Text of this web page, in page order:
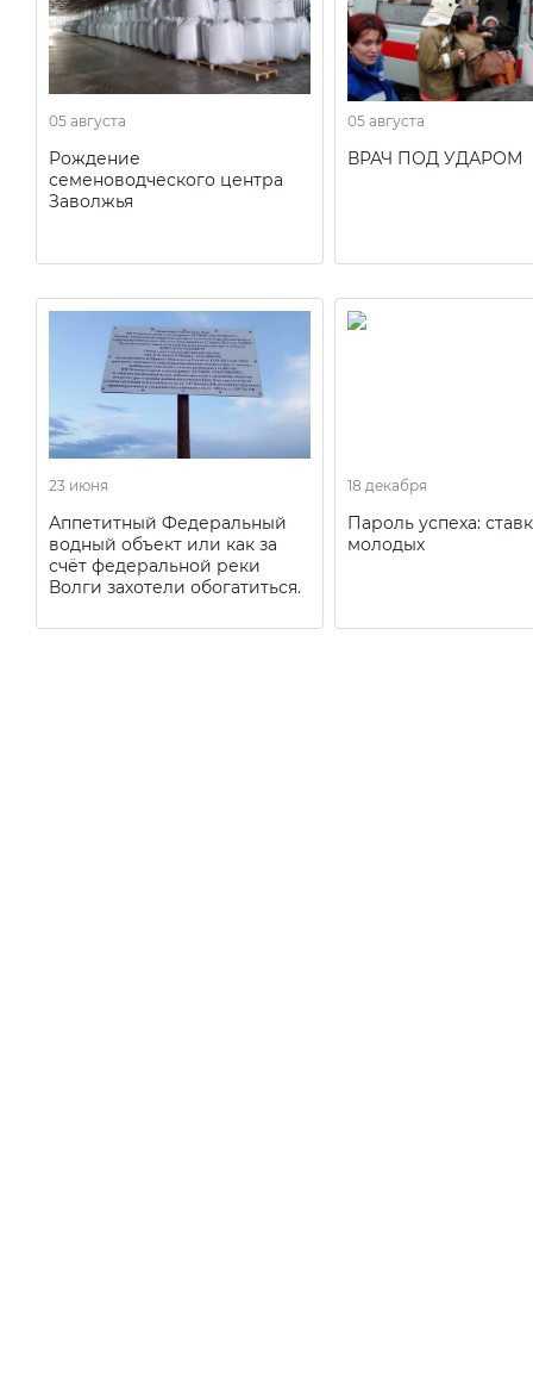
05 августа
Рождение
семеноводческого центра
Заволжья
05 августа
ВРАЧ ПОД УДАРОМ
23 июня
Аппетитный Федеральный
водный объект или как за
счёт федеральной реки
Волги захотели обогатиться.
18 декабря
Пароль успеха:
молодых